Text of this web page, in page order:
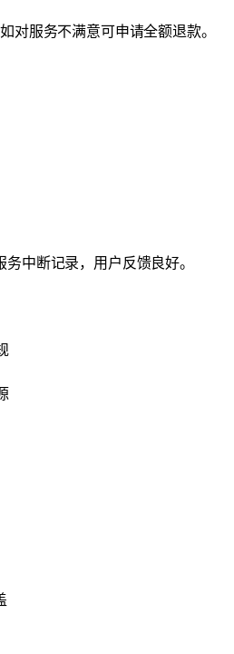
对服务不满意可申请全额退款。
中断记录，用户反馈良好。